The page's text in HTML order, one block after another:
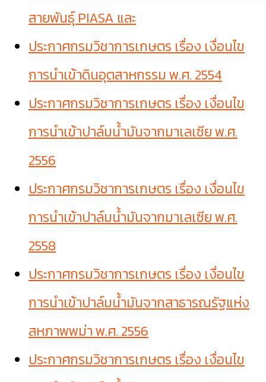
สายพันธุ์ PIASA และ
ประกาศกรมวิชาการเกษตร เรื่อง เงื่อนไข
การนำเข้าดินอุตสาหกรรม พ.ศ. 2554
ประกาศกรมวิชาการเกษตร เรื่อง เงื่อนไข
การนำเข้าปาล์มน้ำมันจากมาเลเซีย พ.ศ.
2556
ประกาศกรมวิชาการเกษตร เรื่อง เงื่อนไข
การนำเข้าปาล์มน้ำมันจากมาเลเซีย พ.ศ.
2558
ประกาศกรมวิชาการเกษตร เรื่อง เงื่อนไข
การนำเข้าปาล์มน้ำมันจากสาธารณรัฐแห่ง
สหภาพพม่า พ.ศ. 2556
ประกาศกรมวิชาการเกษตร เรื่อง เงื่อนไข